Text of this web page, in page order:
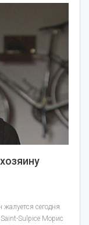
сегодня
Saint-Sulpice Морис